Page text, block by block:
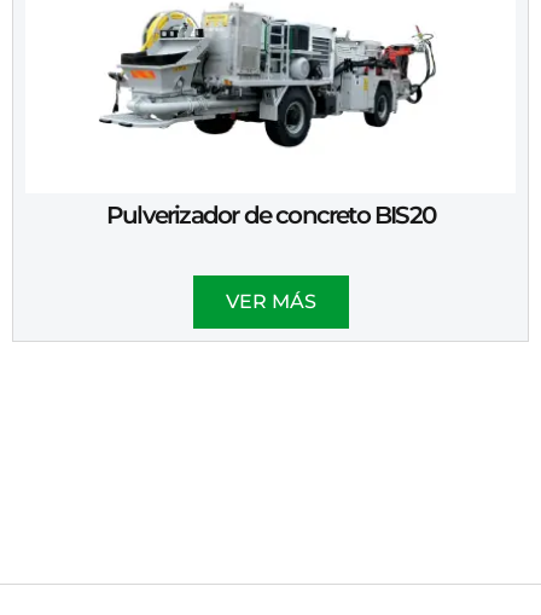
Pulverizador de concreto BIS20
VER MÁS